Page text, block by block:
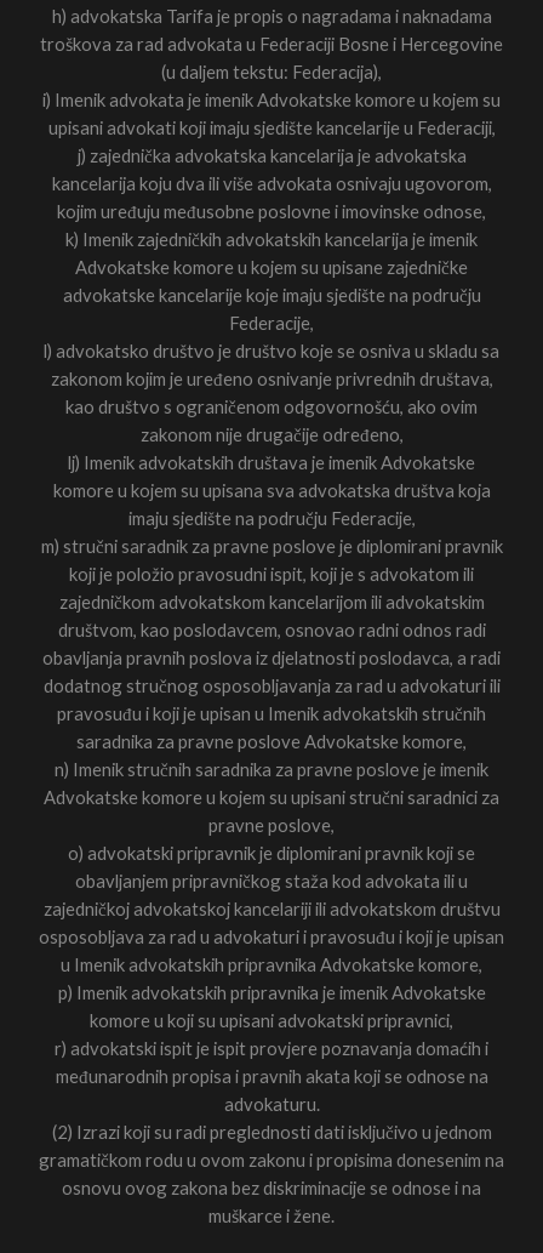
h) advokatska Tarifa je propis o nagradama i naknadama
troškova za rad advokata u Federaciji Bosne i Hercegovine
(u daljem tekstu: Federacija),
i) Imenik advokata je imenik Advokatske komore u kojem su
upisani advokati koji imaju sjedište kancelarije u Federaciji,
j) zajednička advokatska kancelarija je advokatska
kancelarija koju dva ili više advokata osnivaju ugovorom,
kojim uređuju međusobne poslovne i imovinske odnose,
k) Imenik zajedničkih advokatskih kancelarija je imenik
Advokatske komore u kojem su upisane zajedničke
advokatske kancelarije koje imaju sjedište na području
Federacije,
l) advokatsko društvo je društvo koje se osniva u skladu sa
zakonom kojim je uređeno osnivanje privrednih društava,
kao društvo s ograničenom odgovornošću, ako ovim
zakonom nije drugačije određeno,
lj) Imenik advokatskih društava je imenik Advokatske
komore u kojem su upisana sva advokatska društva koja
imaju sjedište na području Federacije,
m) stručni saradnik za pravne poslove je diplomirani pravnik
koji je položio pravosudni ispit, koji je s advokatom ili
zajedničkom advokatskom kancelarijom ili advokatskim
društvom, kao poslodavcem, osnovao radni odnos radi
obavljanja pravnih poslova iz djelatnosti poslodavca, a radi
dodatnog stručnog osposobljavanja za rad u advokaturi ili
pravosuđu i koji je upisan u Imenik advokatskih stručnih
saradnika za pravne poslove Advokatske komore,
n) Imenik stručnih saradnika za pravne poslove je imenik
Advokatske komore u kojem su upisani stručni saradnici za
pravne poslove,
o) advokatski pripravnik je diplomirani pravnik koji se
obavljanjem pripravničkog staža kod advokata ili u
zajedničkoj advokatskoj kancelariji ili advokatskom društvu
osposobljava za rad u advokaturi i pravosuđu i koji je upisan
u Imenik advokatskih pripravnika Advokatske komore,
p) Imenik advokatskih pripravnika je imenik Advokatske
komore u koji su upisani advokatski pripravnici,
r) advokatski ispit je ispit provjere poznavanja domaćih i
međunarodnih propisa i pravnih akata koji se odnose na
advokaturu.
(2) Izrazi koji su radi preglednosti dati isključivo u jednom
gramatičkom rodu u ovom zakonu i propisima donesenim na
osnovu ovog zakona bez diskriminacije se odnose i na
muškarce i žene.